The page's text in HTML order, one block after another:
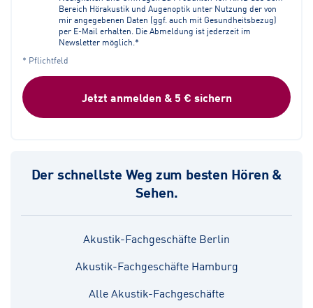
Bereich Hörakustik und Augenoptik unter Nutzung der von
mir angegebenen Daten (ggf. auch mit Gesundheitsbezug)
per E-Mail erhalten. Die Abmeldung ist jederzeit im
Newsletter möglich.*
* Pflichtfeld
Jetzt anmelden & 5 € sichern
Der schnellste Weg zum besten Hören &
Sehen.
Akustik-Fachgeschäfte Berlin
Akustik-Fachgeschäfte Hamburg
Alle Akustik-Fachgeschäfte